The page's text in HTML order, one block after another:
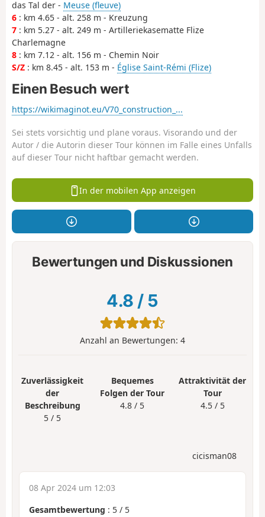
das Tal der - Meuse (fleuve)
6 : km 4.65 - alt. 258 m - Kreuzung
7 : km 5.27 - alt. 249 m - Artilleriekasematte Flize
Charlemagne
8 : km 7.12 - alt. 156 m - Chemin Noir
S/Z : km 8.45 - alt. 153 m - Église Saint-Rémi (Flize)
Einen Besuch wert
https://wikimaginot.eu/V70_construction_...
Sei stets vorsichtig und plane voraus. Visorando und der
Autor / die Autorin dieser Tour können im Falle eines Unfalls
auf dieser Tour nicht haftbar gemacht werden.
In der mobilen App anzeigen
Bewertungen und Diskussionen
4.8 / 5
Anzahl an Bewertungen: 4
Zuverlässigkeit
der
Beschreibung
5 / 5
Bequemes
Folgen der Tour
4.8 / 5
Attraktivität der
Tour
4.5 / 5
cicisman08
08 Apr 2024 um 12:03
Gesamtbewertung : 5 / 5